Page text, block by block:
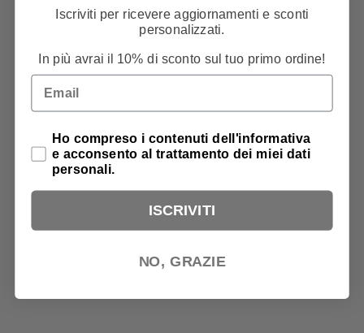
Scrivi una recensione
Recensioni 0
Ancora nessuna recensione
Iscriviti per ricevere aggiornamenti e sconti
personalizzati.
In più avrai il 10% di sconto sul tuo primo ordine!
Email
Privacy Policy
Ho compreso i contenuti dell'informativa
e acconsento al trattamento dei miei dati
personali.
ISCRIVITI
NO, GRAZIE